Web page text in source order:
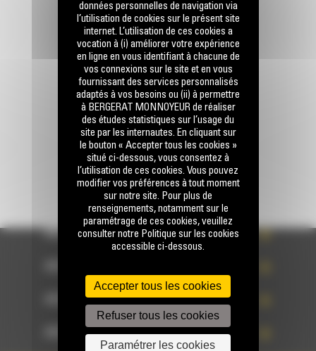
Appelez-nous
0770 555 556
Écrivez-nous
ENVOYER LA DEMANDE
ACCÈS RAPIDE
ACCÈS RAPIDE
ACCÈS RAPIDE
données personnelles de navigation via
l’utilisation de cookies sur le présent site
internet. L’utilisation de ces cookies a
vocation à (i) améliorer votre expérience
en ligne en vous identifiant à chacune de
vos connexions sur le site et en vous
fournissant des services personnalisés
adaptés à vos besoins ou (ii) à permettre
à BERGERAT MONNOYEUR de réaliser
des études statistiques sur l’usage du
site par les internautes. En cliquant sur
le bouton « Accepter tous les cookies »
situé ci-dessous, vous consentez à
l’utilisation de ces cookies. Vous pouvez
modifier vos préférences à tout moment
sur notre site. Pour plus de
renseignements, notamment sur le
paramétrage de ces cookies, veuillez
consulter notre Politique sur les cookies
accessible ci-dessous.
Accepter tous les cookies
Refuser tous les cookies
Paramétrer les cookies